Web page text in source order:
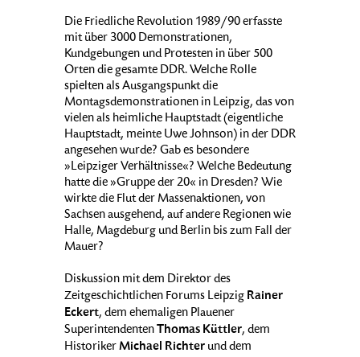
Die Friedliche Revolution 1989/90 erfasste
mit über 3000 Demonstrationen,
Kundgebungen und Protesten in über 500
Orten die gesamte DDR. Welche Rolle
spielten als Ausgangspunkt die
Montagsdemonstrationen in Leipzig, das von
vielen als heimliche Hauptstadt (eigentliche
Hauptstadt, meinte Uwe Johnson) in der DDR
angesehen wurde? Gab es besondere
»Leipziger Verhältnisse«? Welche Bedeutung
hatte die »Gruppe der 20« in Dresden? Wie
wirkte die Flut der Massenaktionen, von
Sachsen ausgehend, auf andere Regionen wie
Halle, Magdeburg und Berlin bis zum Fall der
Mauer?
Diskussion mit dem Direktor des
Zeitgeschichtlichen Forums Leipzig Rainer
Eckert, dem ehemaligen Plauener
SuperintendentenThomas Küttler, dem
HistorikerMichael Richter und dem